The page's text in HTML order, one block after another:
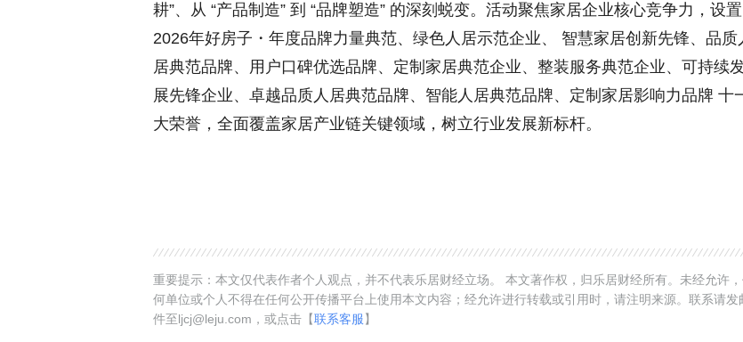
耕”、从 “产品制造” 到 “品牌塑造” 的深刻蜕变。活动聚焦家居企业核心竞争力，设置
2026年好房子・年度品牌力量典范、绿色人居示范企业、 智慧家居创新先锋、品质
居典范品牌、用户口碑优选品牌、定制家居典范企业、整装服务典范企业、可持续
展先锋企业、卓越品质人居典范品牌、智能人居典范品牌、定制家居影响力品牌 十
大荣誉，全面覆盖家居产业链关键领域，树立行业发展新标杆。
重要提示：本文仅代表作者个人观点，并不代表乐居财经立场。 本文著作权，归乐居财经所有。未经允许
何单位或个人不得在任何公开传播平台上使用本文内容；经允许进行转载或引用时，请注明来源。联系请发
件至ljcj@leju.com，或点击【联系客服】